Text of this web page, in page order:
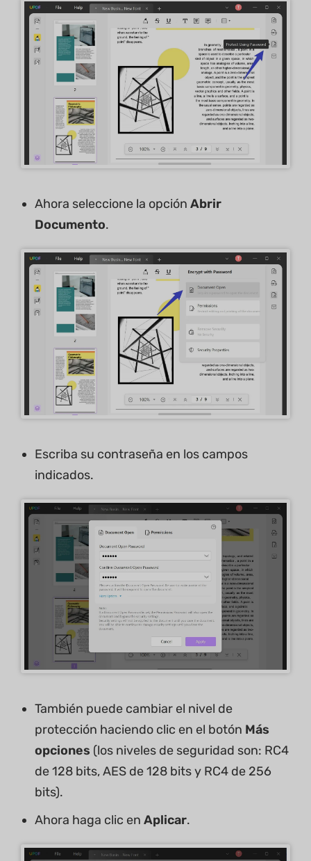
Ahora seleccione la opción Abrir
Documento.
Escriba su contraseña en los campos
indicados.
También puede cambiar el nivel de
protección haciendo clic en el botón Más
opciones (los niveles de seguridad son: RC4
de 128 bits, AES de 128 bits y RC4 de 256
bits).
Ahora haga clic en Aplicar.